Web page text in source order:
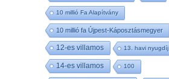
10 millió Fa Alapítvány
10 millió fa Újpest-Káposztásmegyer
12-es villamos 13. havi nyugdíj
14-es villamos 100